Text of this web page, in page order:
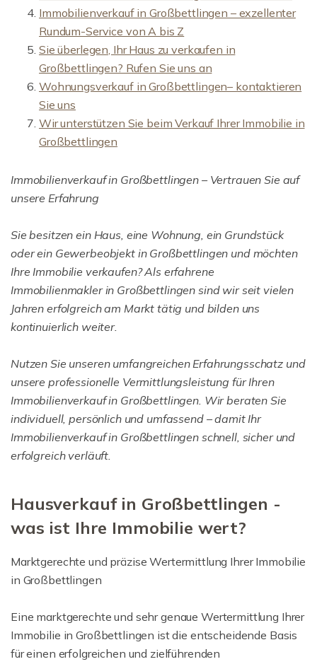
Immobilienverkauf in Großbettlingen – exzellenter
Rundum-Service von A bis Z
Sie überlegen, Ihr Haus zu verkaufen in
Großbettlingen? Rufen Sie uns an
Wohnungsverkauf in Großbettlingen– kontaktieren
Sie uns
Wir unterstützen Sie beim Verkauf Ihrer Immobilie in
Großbettlingen
Immobilienverkauf in Großbettlingen – Vertrauen Sie auf
unsere Erfahrung
Sie besitzen ein Haus, eine Wohnung, ein Grundstück
oder ein Gewerbeobjekt in Großbettlingen und möchten
Ihre Immobilie verkaufen? Als erfahrene
Immobilienmakler in Großbettlingen sind wir seit vielen
Jahren erfolgreich am Markt tätig und bilden uns
kontinuierlich weiter.
Nutzen Sie unseren umfangreichen Erfahrungsschatz und
unsere professionelle Vermittlungsleistung für Ihren
Immobilienverkauf in Großbettlingen. Wir beraten Sie
individuell, persönlich und umfassend – damit Ihr
Immobilienverkauf in Großbettlingen schnell, sicher und
erfolgreich verläuft.
Hausverkauf in Großbettlingen -
was ist Ihre Immobilie wert?
Marktgerechte und präzise Wertermittlung Ihrer Immobilie
in Großbettlingen
Eine marktgerechte und sehr genaue Wertermittlung Ihrer
Immobilie in Großbettlingen ist die entscheidende Basis
für einen erfolgreichen und zielführenden